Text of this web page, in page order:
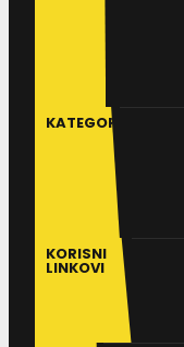
KATEGORIJE
KORISNI
LINKOVI